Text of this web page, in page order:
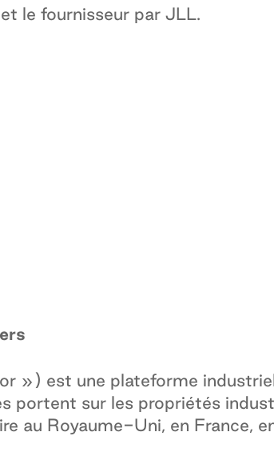
le fournisseur par JLL.
») est une plateforme
portent sur les propriétés
au Royaume-Uni, en France,